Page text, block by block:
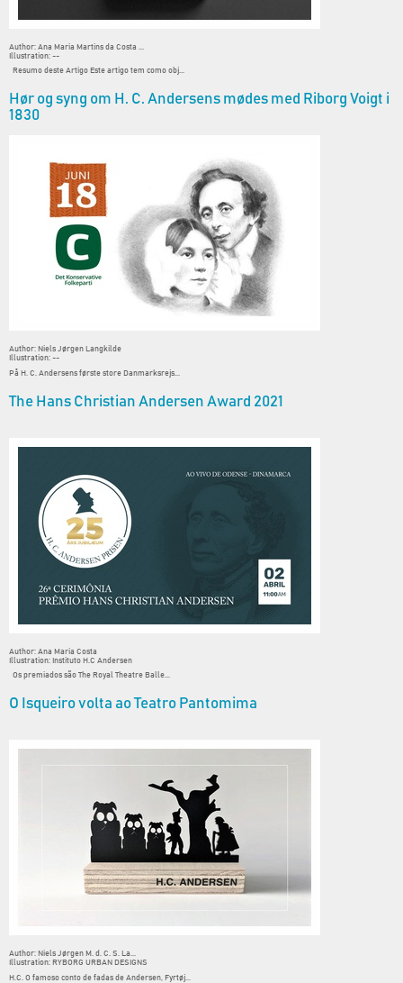
Author: Ana Maria Martins da Costa ...
Illustration: --
Resumo deste Artigo Este artigo tem como obj...
Hør og syng om H. C. Andersens mødes med Riborg Voigt i
1830
Author: Niels Jørgen Langkilde
Illustration: --
På H. C. Andersens første store Danmarksrejs...
The Hans Christian Andersen Award 2021
Author: Ana Maria Costa
Illustration: Instituto H.C Andersen
Os premiados são The Royal Theatre Balle...
O Isqueiro volta ao Teatro Pantomima
Author: Niels Jørgen M. d. C. S. La...
Illustration: RYBORG URBAN DESIGNS
H.C. O famoso conto de fadas de Andersen, Fyrtøj...